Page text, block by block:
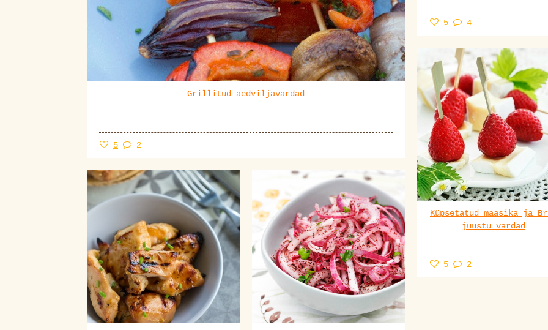
5 4
Grillitud aedviljavardad
5 2
Küpsetatud maasika ja
juustu vardad
5 2